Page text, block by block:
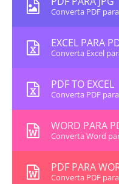
Converta PDF para
EXCEL PARA
Converta Excel
PDF TO EXCEL
Converta PDF
WORD PARA
Converta Word
PDF PARA
Converta PDF